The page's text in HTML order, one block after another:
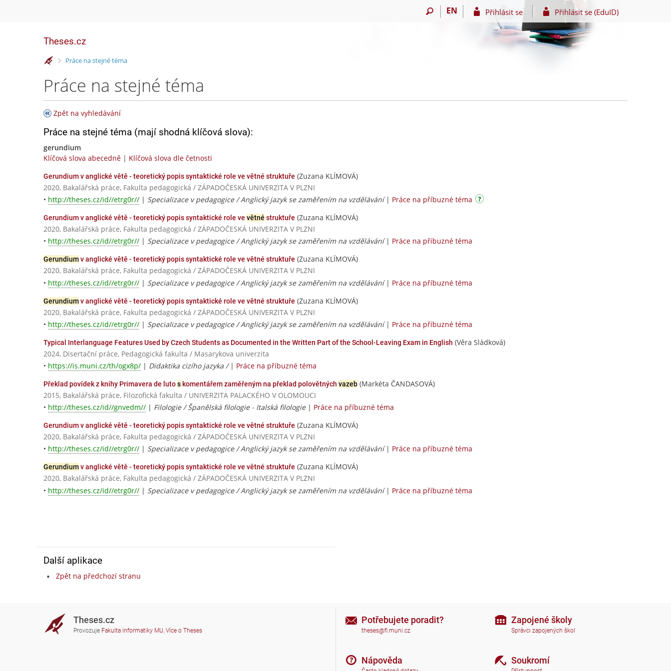
EN Přihlásit se Přihlásit se (EduID)
Theses.cz
>Práce na stejné téma
Práce na stejné téma
Zpět na vyhledávání
Práce na stejné téma (mají shodná klíčová slova):
gerundium
Klíčová slova abecedně | Klíčová slova dle četnosti
Gerundium v anglické větě - teoretický popis syntaktické role ve větné struktuře (Zuzana KLÍMOVÁ)
2020, Bakalářská práce, Fakulta pedagogická / ZÁPADOČESKÁ UNIVERZITA V PLZNI
• http://theses.cz/id//etrg0r// | Specializace v pedagogice / Anglický jazyk se zaměřením na vzdělávání| Práce na příbuzné téma
Gerundium v anglické větě - teoretický popis syntaktické role ve větné struktuře (Zuzana KLÍMOVÁ)
2020, Bakalářská práce, Fakulta pedagogická / ZÁPADOČESKÁ UNIVERZITA V PLZNI
• http://theses.cz/id//etrg0r// | Specializace v pedagogice / Anglický jazyk se zaměřením na vzdělávání| Práce na příbuzné téma
Gerundiumv anglické větě - teoretický popis syntaktické role ve větné struktuře (Zuzana KLÍMOVÁ)
2020, Bakalářská práce, Fakulta pedagogická / ZÁPADOČESKÁ UNIVERZITA V PLZNI
• http://theses.cz/id//etrg0r// | Specializace v pedagogice / Anglický jazyk se zaměřením na vzdělávání| Práce na příbuzné téma
Gerundiumv anglické větě - teoretický popis syntaktické role ve větné struktuře (Zuzana KLÍMOVÁ)
2020, Bakalářská práce, Fakulta pedagogická / ZÁPADOČESKÁ UNIVERZITA V PLZNI
• http://theses.cz/id//etrg0r// | Specializace v pedagogice / Anglický jazyk se zaměřením na vzdělávání| Práce na příbuzné téma
Typical Interlanguage Features Used by Czech Students as Documented in the Written Part of the School-Leaving Exam in English (Věra Sládková)
2024, Disertační práce, Pedagogická fakulta / Masarykova univerzita
• https://is.muni.cz/th/ogx8p/ | Didaktika cizího jazyka / | Práce na příbuzné téma
Překlad povídek z knihy Primavera de lutos komentářem zaměřeným na překlad polovětných vazeb (Markéta ČANDASOVÁ)
2015, Bakalářská práce, Filozofická fakulta / UNIVERZITA PALACKÉHO V OLOMOUCI
• http://theses.cz/id//gnvedm// | Filologie / Španělská filologie - Italská filologie| Práce na příbuzné téma
Gerundium v anglické větě - teoretický popis syntaktické role ve větné struktuře (Zuzana KLÍMOVÁ)
2020, Bakalářská práce, Fakulta pedagogická / ZÁPADOČESKÁ UNIVERZITA V PLZNI
• http://theses.cz/id//etrg0r// | Specializace v pedagogice / Anglický jazyk se zaměřením na vzdělávání| Práce na příbuzné téma
Gerundiumv anglické větě - teoretický popis syntaktické role ve větné struktuře (Zuzana KLÍMOVÁ)
2020, Bakalářská práce, Fakulta pedagogická / ZÁPADOČESKÁ UNIVERZITA V PLZNI
• http://theses.cz/id//etrg0r// | Specializace v pedagogice / Anglický jazyk se zaměřením na vzdělávání| Práce na příbuzné téma
Další aplikace
Zpět na předchozí stranu
Theses.cz
Provozuje Fakulta informatiky MU, Více o Theses
Potřebujete poradit?
theses@fi.muni.cz
Nápověda
Zapojené školy
Správci zapojených škol
Soukromí